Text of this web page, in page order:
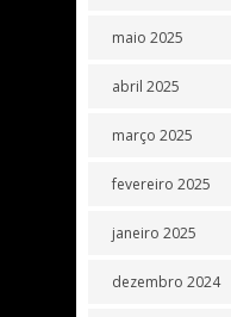
maio 2025
abril 2025
março 2025
fevereiro 2025
janeiro 2025
dezembro 2024